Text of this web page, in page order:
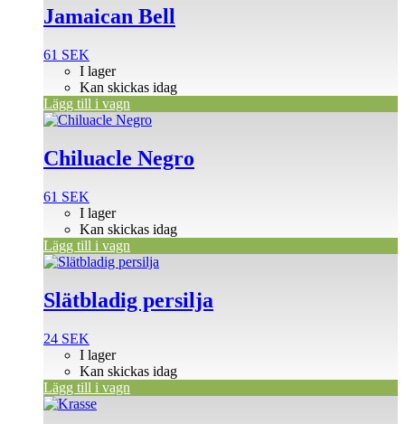
Jamaican Bell
61 SEK
I lager
Kan skickas idag
Lägg till i vagn
Chiluacle Negro
61 SEK
I lager
Kan skickas idag
Lägg till i vagn
Slätbladig persilja
24 SEK
I lager
Kan skickas idag
Lägg till i vagn